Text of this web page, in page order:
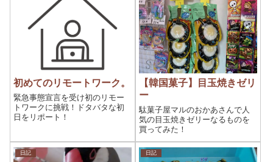
初めてのリモートワーク。
緊急事態宣言を受け初のリモー
トワークに挑戦！ドタバタな初
日をリポート！
【韓国菓子】目玉焼きゼリ
ー
駄菓子屋マルのおかあさんで人
気の目玉焼きゼリーなるものを
買ってみた！
日記 日記